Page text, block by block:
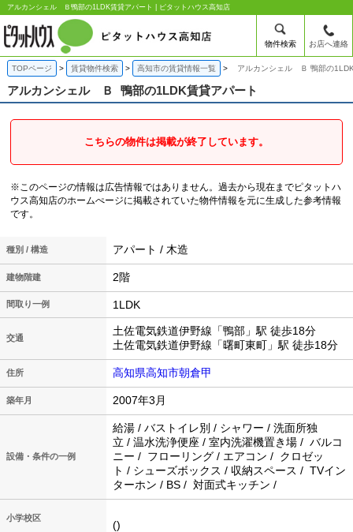
アルカンシェル Ｂ鴨部の1LDK賃貸アパート | ピタットハウス高知店
物件検索 お店へ連絡
TOPページ 賃貸物件検索 高知市の賃貸情報一覧 アルカンシェル Ｂ 鴨部の
アルカンシェル Ｂ 鴨部の1LDK賃貸アパート
こちらの物件は掲載が終了しています。
※このページの情報は広告情報ではありません。過去から現在までピタットハ
ウス高知店のホームぺージに掲載されていた物件情報を元に生成した参考情報
です。
種別 / 構造 アパート / 木造
建物階建 2階
間取り一例 1LDK
交通
土佐電気鉄道伊野線「鴨部」駅 徒歩18分
土佐電気鉄道伊野線「曙町東町」駅 徒歩18分
住所 高知県高知市朝倉甲
築年月 2007年3月
設備・条件の一例
給湯 / バストイレ別 / シャワー / 洗面所独
立 / 温水洗浄便座 / 室内洗濯機置き場 / バルコ
ニー / フローリング / エアコン / クロゼッ
ト / シューズボックス / 収納スペース / TVイン
ターホン / BS / 対面式キッチン /
小学校区
()